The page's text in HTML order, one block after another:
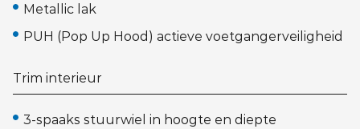
Metallic lak
PUH (Pop Up Hood) actieve voetgangerveiligheid
Trim interieur
3-spaaks stuurwiel in hoogte en diepte